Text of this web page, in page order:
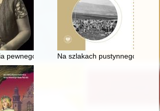
pewnego archiwumNa szlakach pustynnego losu :